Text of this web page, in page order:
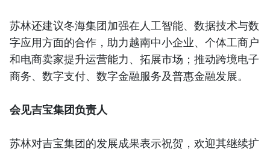
苏林还建议冬海集团加强在人工智能、数据技术与数
字应用方面的合作，助力越南中小企业、个体工商户
和电商卖家提升运营能力、拓展市场；推动跨境电子
商务、数字支付、数字金融服务及普惠金融发展。
会见吉宝集团负责人
苏林对吉宝集团的发展成果表示祝贺，欢迎其继续扩